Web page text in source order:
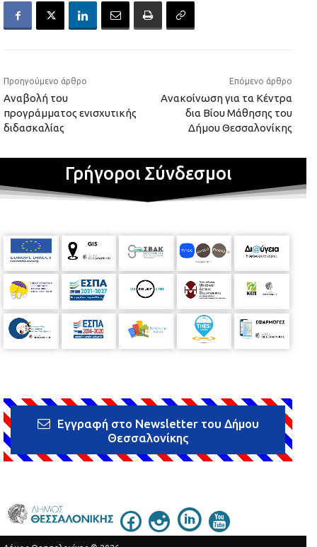
Προηγούμενο άρθρο
Αναβολή του
προγράμματος ενισχυτικής
διδασκαλίας
Επόμενο άρθρο
Ανακοίνωση για τα Κέντρα
δια Βίου Μάθησης του
Δήμου Θεσσαλονίκης
Γρήγοροι Σύνδεσμοι
Εγγραφή στο Newsletter του Δήμου
Θεσσαλονίκης